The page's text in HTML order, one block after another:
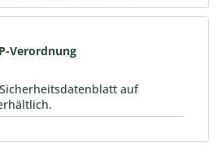
Verordnung
Sicherheitsdatenblatt auf